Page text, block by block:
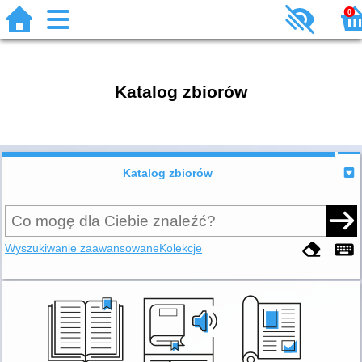
0
Katalog zbiorów
Katalog zbiorów
Wyszukiwanie zaawansowaneKolekcje